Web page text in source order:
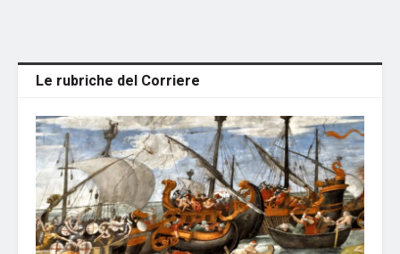
Le rubriche del Corriere